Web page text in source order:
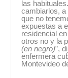
las
cambiarlos,
que no
expuestas a
residencial
otros no y la
(en negro)”,
enfermera
Montevideo